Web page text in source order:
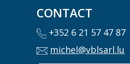
CONTACT
+352 6 21 57 47 87
michel@vblsarl.lu